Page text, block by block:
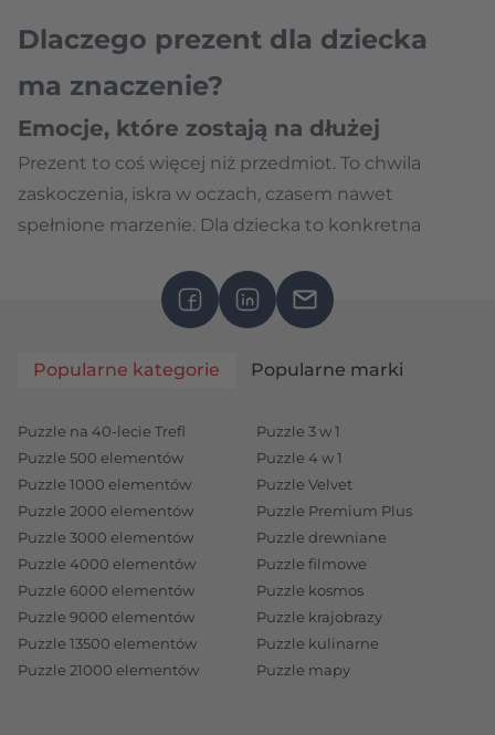
Dlaczego prezent dla dziecka
ma znaczenie?
Emocje, które zostają na dłużej
Prezent to coś więcej niż przedmiot. To chwila
zaskoczenia, iskra w oczach, czasem nawet
spełnione marzenie. Dla dziecka to konkretna
pamięci znacznie dłużej niż sama zabawka. Właśnie
dlatego warto wybierać prezenty z myślą nie tylko o
dziecku prawdziwą przyjemność.
wspólnego czasu – do zabawy, rozmowy, dzielenia
przestrzeń do bycia razem. Puzzle z postaciami z
popularnych bajek, gry planszowe czy edukacyjne,
PuzzloRamy lub zestawy Hape to przykłady
prezentów, które nie tylko bawią, ale też łączą –
rodzica z dzieckiem, rodzeństwo ze sobą, wnuka z
Popularne kategorie Popularne marki
Puzzle na 40-lecie Trefl
Puzzle 500 elementów
Puzzle 1000 elementów
Puzzle 2000 elementów
Puzzle 3000 elementów
Puzzle 4000 elementów
Puzzle 6000 elementów
Puzzle 9000 elementów
Puzzle 13500 elementów
Puzzle 21000 elementów
Puzzle 3 w 1
Puzzle 4 w 1
Puzzle Velvet
Puzzle Premium Plus
Puzzle drewniane
Puzzle filmowe
Puzzle kosmos
Puzzle krajobrazy
Puzzle kulinarne
Puzzle mapy